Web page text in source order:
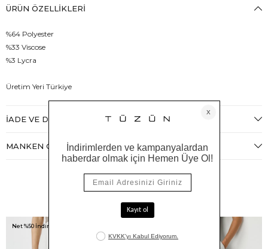
ÜRÜN ÖZELLIKLERI
%64 Polyester
%33 Viscose
%3 Lycra
Üretim Yeri Türkiye
İADE VE DEĞIŞIM
MANKEN ÖLÇÜLERI
Net %50 İndirim!